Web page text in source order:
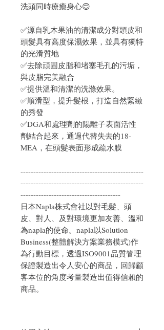
洗頭同時療癒身心😊
✅源自乳木果油的清潔成分對頭皮和
頭髮具有高度保濕效果，並具有獨特
的光滑質地
✅去除頑固皮脂和堵塞毛孔的污垢，
與皮脂完美融合
✅提供溫和清潔的洗滌效果。
✅順滑型，提升髮根，打造自然緊緻
的秀發
✅DGA和處理劑的陽離子表面活性
劑結合起來，通過代替失去的18-
MEA，在頭髮表面形成疏水膜
------------------------------------------------
------------------------------------------------
---------------------------------------
日本Napla株式會社以對毛髮、頭
皮、對人、及對環境更加友善、溫和
為napla的使命。napla以Solution
Business(整體解決方案業務模式)作
為行動目標，透過ISO9001品質管理
保證製造出令人安心的商品，回歸顧
客本位的角度考量製造出值得信賴的
商品。